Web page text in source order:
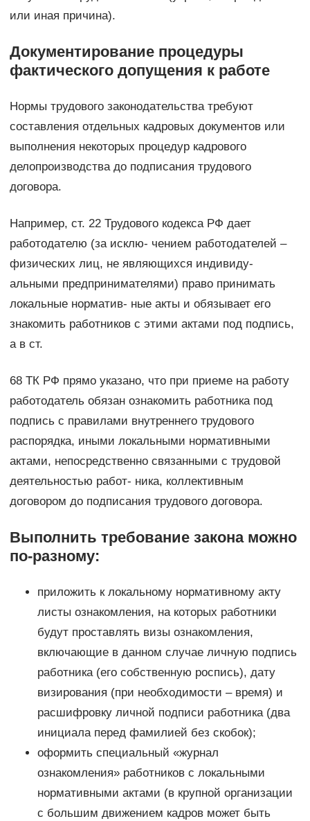
или иная причина).
Документирование процедуры
фактического допущения к работе
Нормы трудового законодательства требуют
составления отдельных кадровых документов или
выполнения некоторых процедур кадрового
делопроизводства до подписания трудового
договора.
Например, ст. 22 Трудового кодекса РФ дает
работодателю (за исклю- чением работодателей –
физических лиц, не являющихся индивиду-
альными предпринимателями) право принимать
локальные норматив- ные акты и обязывает его
знакомить работников с этими актами под подпись,
а в ст.
68 ТК РФ прямо указано, что при приеме на работу
работодатель обязан ознакомить работника под
подпись с правилами внутреннего трудового
распорядка, иными локальными нормативными
актами, непосредственно связанными с трудовой
деятельностью работ- ника, коллективным
договором до подписания трудового договора.
Выполнить требование закона можно
по-разному:
приложить к локальному нормативному акту
листы ознакомления, на которых работники
будут проставлять визы ознакомления,
включающие в данном случае личную подпись
работника (его собственную роспись), дату
визирования (при необходимости – время) и
расшифровку личной подписи работника (два
инициала перед фамилией без скобок);
оформить специальный «журнал
ознакомления» работников с локальными
нормативными актами (в крупной организации
с большим движением кадров может быть